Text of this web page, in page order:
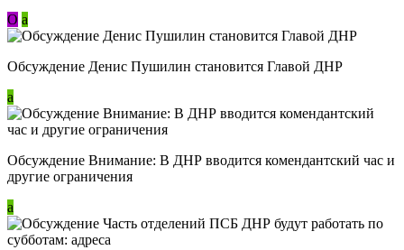
О a
Обсуждение Денис Пушилин становится Главой ДНР
a
Обсуждение Внимание: В ДНР вводится комендантский час и
другие ограничения
a